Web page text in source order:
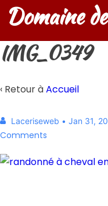
Domaine
IMG_0349
‹ Retour àAccueil
Laceriseweb • Jan 31,
Comments